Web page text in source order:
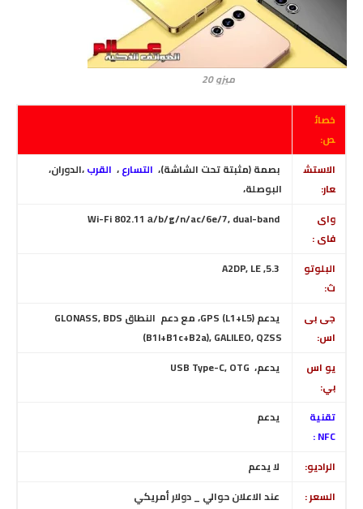
ميزو 20
خصائ
ص:
الاستش
عار:
بصمة (مثبتة تحت الشاشة)، التسارع، القرب،الدوران،
البوصلة،
واى
فاى :
البلوتو
ث:
5.3, A2DP, LE
جى بى
اس:
يدعم GPS (L1+L5)، مع دعم النطاق GLONASS, BDS
(B1I+B1c+B2a), GALILEO, QZSS
يو اس
بي:
يدعم، USB Type-C, OTG
تقنية
NFC :
يدعم
الراديو:
لا يدعم
السعر :
عند الاعلان حوالي _ دولار أمريكي